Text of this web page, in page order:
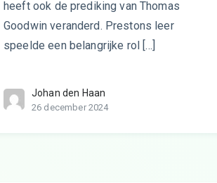
heeft ook de prediking van Thomas
Goodwin veranderd. Prestons leer
speelde een belangrijke rol […]
Johan den Haan
26 december 2024